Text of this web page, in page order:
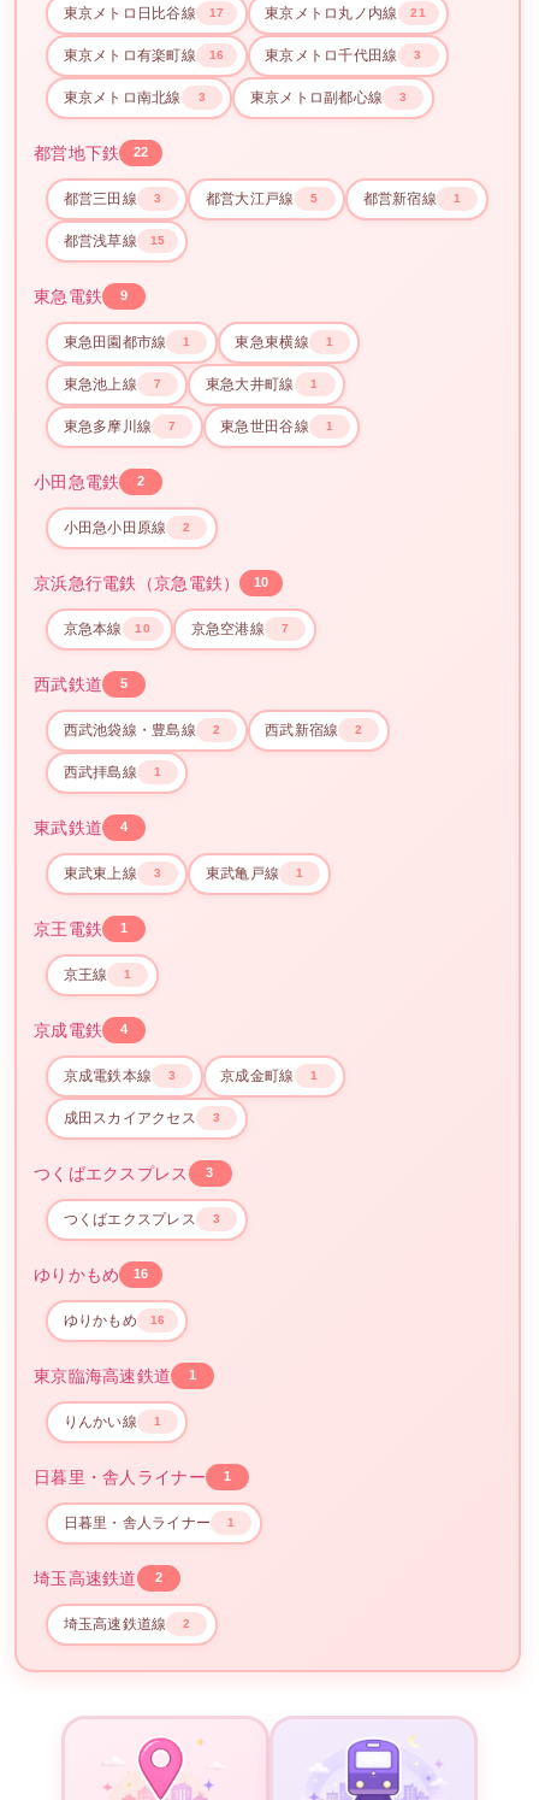
東京メトロ日比谷線 17 東京メトロ丸ノ内線 21
東京メトロ有楽町線 16 東京メトロ千代田線 3
東京メトロ南北線 3 東京メトロ副都心線 3
都営地下鉄 22
都営三田線 3 都営大江戸線 5 都営新宿線 1
都営浅草線 15
東急電鉄 9
東急田園都市線 1 東急東横線 1
東急池上線 7 東急大井町線 1
東急多摩川線 7 東急世田谷線 1
小田急電鉄 2
小田急小田原線 2
京浜急行電鉄（京急電鉄） 10
京急本線 10 京急空港線 7
西武鉄道 5
西武池袋線・豊島線 2 西武新宿線 2
西武拝島線 1
東武鉄道 4
東武東上線 3 東武亀戸線 1
京王電鉄 1
京王線 1
京成電鉄 4
京成電鉄本線 3 京成金町線 1
成田スカイアクセス 3
つくばエクスプレス 3
つくばエクスプレス 3
ゆりかもめ 16
ゆりかもめ 16
東京臨海高速鉄道 1
りんかい線 1
日暮里・舎人ライナー 1
日暮里・舎人ライナー 1
埼玉高速鉄道 2
埼玉高速鉄道線 2